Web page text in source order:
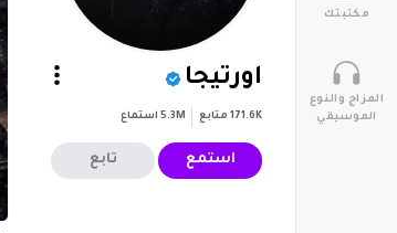
مكتبتك
المزاج والنوع
الموسيقي
اورتيجا
171.6K متابع 5.3M استماع
استمع تابع